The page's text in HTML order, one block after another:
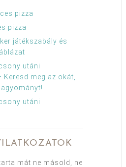
pizza
pizza
játékszabály és
utáni
Keresd meg az okát,
utáni
ne másold, ne